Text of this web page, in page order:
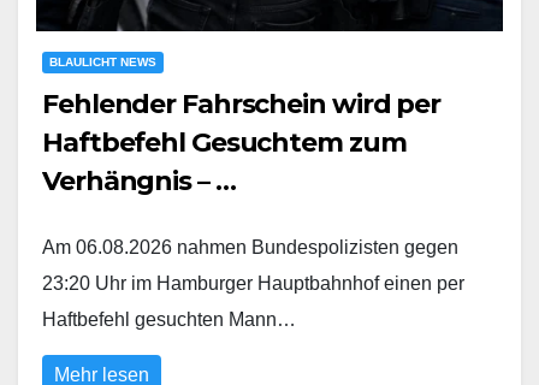
BLAULICHT NEWS
Fehlender Fahrschein wird per
Haftbefehl Gesuchtem zum
Verhängnis – …
Am 06.08.2026 nahmen Bundespolizisten gegen
23:20 Uhr im Hamburger Hauptbahnhof einen per
Haftbefehl gesuchten Mann…
Mehr lesen